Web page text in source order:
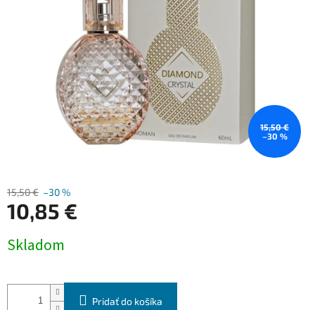
15,50 €
–30 %
15,50 € –30 %
10,85 €
cena:
Skladom
Pridať do košíka